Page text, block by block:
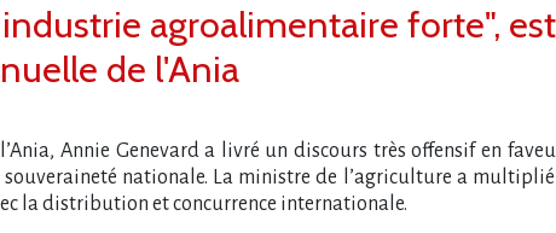
agroalimentaire forte",
de l'Ania
Annie Genevard a livré un discours très offensif en
nationale. La ministre de l’agriculture a
la distribution et concurrence internationale.